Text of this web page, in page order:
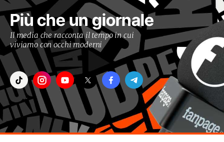
Più che un giornale
Il media che racconta il tempo in cui
viviamo con occhi moderni